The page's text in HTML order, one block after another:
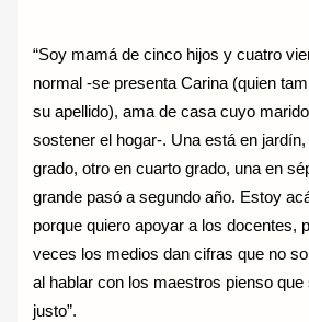
“Soy mamá de cinco hijos y cuatro
normal -se presenta Carina (quien
su apellido), ama de casa cuyo
sostener el hogar-. Una está en
grado, otro en cuarto grado, una en
grande pasó a segundo año. Estoy
porque quiero apoyar a los docentes,
veces los medios dan cifras que no
al hablar con los maestros pienso
justo”.